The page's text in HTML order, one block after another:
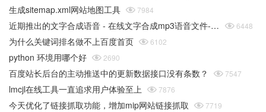
生成sitemap.xml网站地图工具  7984
近期推出的文字合成语音 - 在线文字合成mp3语音文件-在线工具  6448
为什么关键词排名做不上百度首页  6102
python 环境用哪个好  2690
百度站长后台的主动推送中的更新数据接口没有条数？  7547
lmcjl在线工具一直追求用户体验至上  7876
今天优化了链接抓取功能，增加mip网站链接抓取  7719